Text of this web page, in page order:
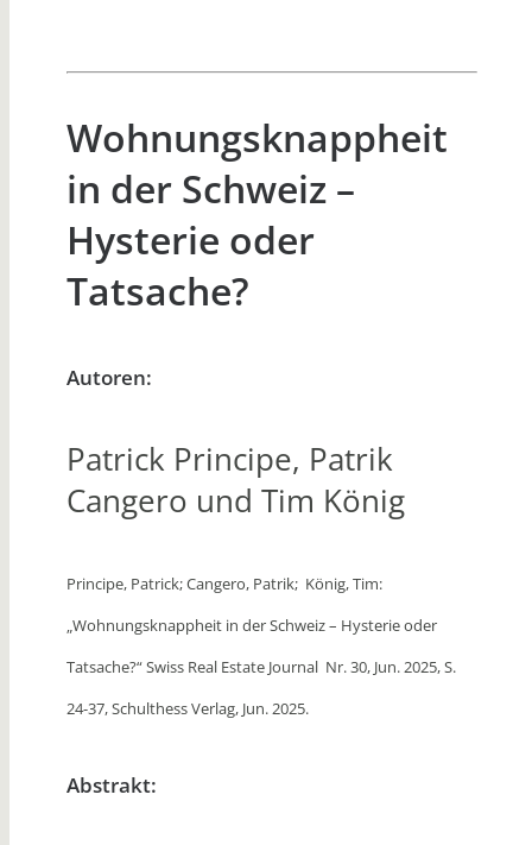
Wohnungsknappheit
in der Schweiz –
Hysterie oder
Tatsache?
Autoren:
Patrick Principe, Patrik
Cangero und Tim König
Principe, Patrick; Cangero, Patrik; König, Tim:
„Wohnungsknappheit in der Schweiz – Hysterie oder
Tatsache?“ Swiss Real Estate Journal Nr. 30, Jun. 2025, S.
24-37, Schulthess Verlag, Jun. 2025.
Abstrakt: